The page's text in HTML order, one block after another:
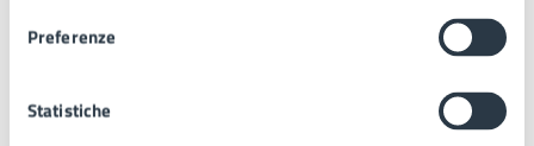
Preferenze
Statistiche
A cura di